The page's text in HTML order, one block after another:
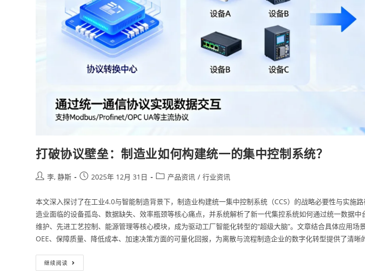
打破协议壁垒：制造业如何构建统一的集中控制系统？
李, 静斯 2025年 12月 31日 产品资讯 / 行业资讯
本文深入探讨了在工业4.0与智能制造背景下，制造业构建统一集中控制系统（CCS）的战略必要性与实施
造业面临的设备孤岛、数据缺失、效率瓶颈等核心痛点，并系统解析了新一代集控系统如何通过统一数据中
维护、先进工艺控制、能源管理等核心模块，成为驱动工厂智能化转型的“超级大脑”。文章结合具体应用场
OEE、保障质量、降低成本、加速决策方面的可量化回报，为离散与流程制造企业的数字化转型提供了清晰
继续阅读